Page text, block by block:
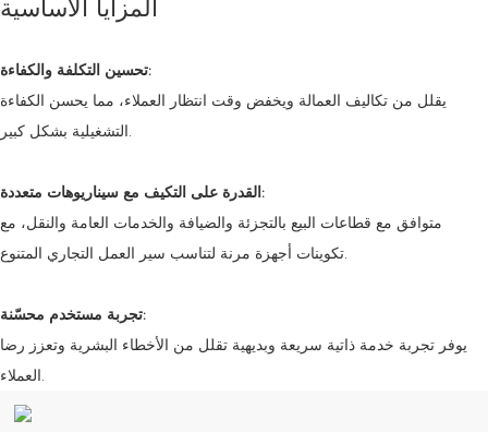
المزايا الأساسية
تحسين التكلفة والكفاءة:
يقلل من تكاليف العمالة ويخفض وقت انتظار العملاء، مما يحسن الكفاءة
التشغيلية بشكل كبير.
القدرة على التكيف مع سيناريوهات متعددة:
متوافق مع قطاعات البيع بالتجزئة والضيافة والخدمات العامة والنقل، مع
تكوينات أجهزة مرنة لتناسب سير العمل التجاري المتنوع.
تجربة مستخدم محسّنة:
يوفر تجربة خدمة ذاتية سريعة وبديهية تقلل من الأخطاء البشرية وتعزز رضا
العملاء.